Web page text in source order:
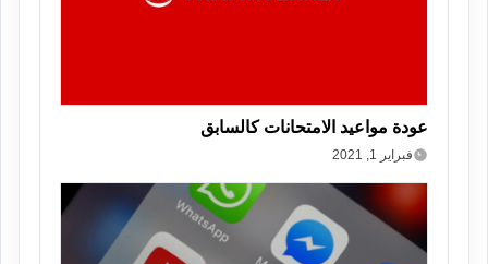
عودة مواعيد الامتحانات كالسابق
فبراير 1, 2021